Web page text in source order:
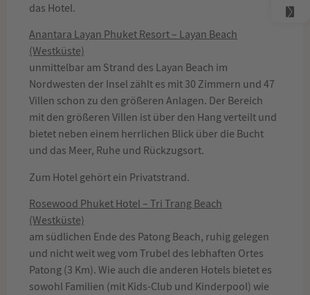
das Hotel.
Anantara Layan Phuket Resort – Layan Beach
(Westküste)
unmittelbar am Strand des Layan Beach im
Nordwesten der Insel zählt es mit 30 Zimmern und 47
Villen schon zu den größeren Anlagen. Der Bereich
mit den größeren Villen ist über den Hang verteilt und
bietet neben einem herrlichen Blick über die Bucht
und das Meer, Ruhe und Rückzugsort.
Zum Hotel gehört ein Privatstrand.
Rosewood Phuket Hotel – Tri Trang Beach
(Westküste)
am südlichen Ende des Patong Beach, ruhig gelegen
und nicht weit weg vom Trubel des lebhaften Ortes
Patong (3 Km). Wie auch die anderen Hotels bietet es
sowohl Familien (mit Kids-Club und Kinderpool) wie